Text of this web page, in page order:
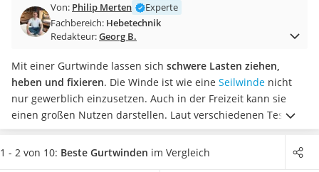
Split-Klimaanlage 2 Innengeräte
Pelletofen
Tiefbrunnenpumpe
Fliesenschneider
Hochdruckreiniger
Doppelschleifer
Überwachungskamera
Benzinrasenmäher mit Elektrostart
Von: Philip Merten
Experte
Fachbereich: Hebetechnik
Redakteur:Georg B.
Mit einer Gurtwinde lassen sich schwere Lasten ziehen,
heben und fixieren. Die Winde ist wie eine Seilwinde nicht
nur gewerblich einzusetzen. Auch in der Freizeit kann sie
einen großen Nutzen darstellen. Laut verschiedenen Tests im
Internet kommt sie beispielsweise im Bootssport oder auch
bei Reisen mit dem Wohnwagen oder Motorrad zum Einsatz.
1 - 2 von 10: Beste Gurtwinden im Vergleich